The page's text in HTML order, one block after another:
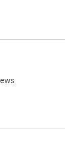
je favoriete